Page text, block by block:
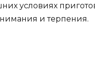
условиях
и терпения.